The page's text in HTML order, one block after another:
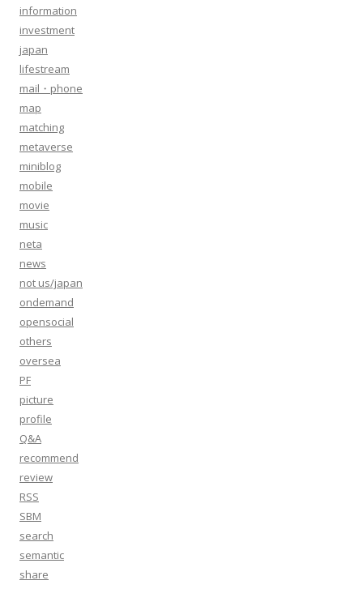
information
investment
japan
lifestream
mail・phone
map
matching
metaverse
miniblog
mobile
movie
music
neta
news
not us/japan
ondemand
opensocial
others
oversea
PF
picture
profile
Q&A
recommend
review
RSS
SBM
search
semantic
share